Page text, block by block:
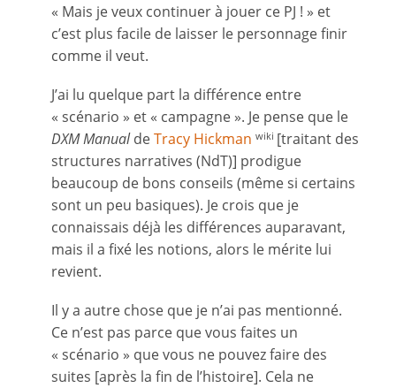
« Mais je veux continuer à jouer ce PJ ! » et
c’est plus facile de laisser le personnage finir
comme il veut.
J’ai lu quelque part la différence entre
« scénario » et « campagne ». Je pense que le
DXM ManualdeTracy Hickman wiki [traitant des
structures narratives (NdT)] prodigue
beaucoup de bons conseils (même si certains
sont un peu basiques). Je crois que je
connaissais déjà les différences auparavant,
mais il a fixé les notions, alors le mérite lui
revient.
Il y a autre chose que je n’ai pas mentionné.
Ce n’est pas parce que vous faites un
« scénario » que vous ne pouvez faire des
suites [après la fin de l’histoire]. Cela ne